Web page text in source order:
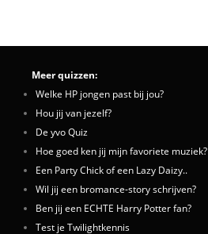
Meer quizzen:
Welke HP jongen past bij jou?
Hou jij van jezelf?
De yvo Quiz
Hoe goed ken jij mijn favoriete muziek?
Een Party Chick of een Lazy Daizy..
Wil jij een bromance-story schrijven?
Ben jij een ECHTE Harry Potter fan?
Test je Twilightkennis